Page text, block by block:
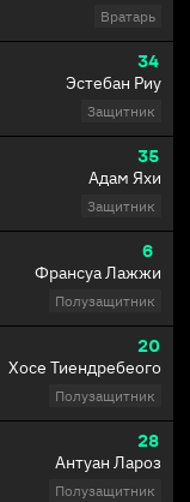
Вратарь
34
Эстебан Риу
Защитник
35
Адам Яхи
Защитник
6
Франсуа Лажжи
Полузащитник
20
Хосе Тиендребеого
Полузащитник
28
Антуан Лароз
Полузащитник